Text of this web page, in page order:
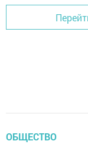
ОБЩЕСТВО